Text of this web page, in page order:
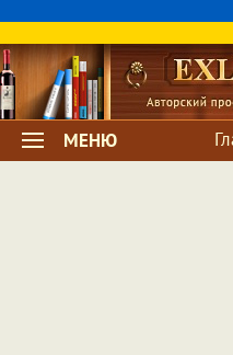
МЕНЮ